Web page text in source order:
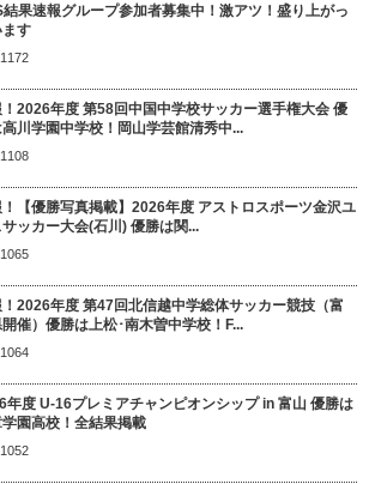
結果速報グループ参加者募集中！激アツ！盛り上がっ
す
1172
2026年度 第58回中国中学校サッカー選手権大会 優
高川学園中学校！岡山学芸館清秀中...
1108
【優勝写真掲載】2026年度 アストロスポーツ金沢ユ
サッカー大会(石川) 優勝は関...
1065
2026年度 第47回北信越中学総体サッカー競技（富
開催）優勝は上松･南木曽中学校！F...
1064
年度 U-16プレミアチャンピオンシップ in 富山 優勝は
学園高校！全結果掲載
1052